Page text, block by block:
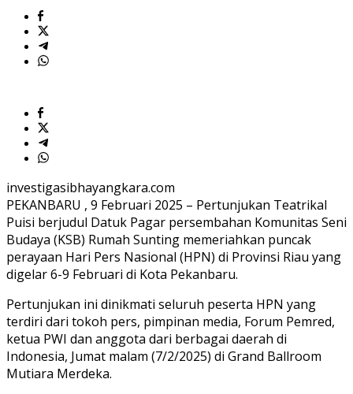
investigasibhayangkara.com
PEKANBARU , 9 Februari 2025 – Pertunjukan Teatrikal
Puisi berjudul Datuk Pagar persembahan Komunitas Seni
Budaya (KSB) Rumah Sunting memeriahkan puncak
perayaan Hari Pers Nasional (HPN) di Provinsi Riau yang
digelar 6-9 Februari di Kota Pekanbaru.
Pertunjukan ini dinikmati seluruh peserta HPN yang
terdiri dari tokoh pers, pimpinan media, Forum Pemred,
ketua PWI dan anggota dari berbagai daerah di
Indonesia, Jumat malam (7/2/2025) di Grand Ballroom
Mutiara Merdeka.